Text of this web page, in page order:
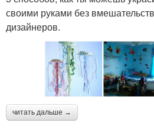
своими руками без
дизайнеров.
читать дальше →